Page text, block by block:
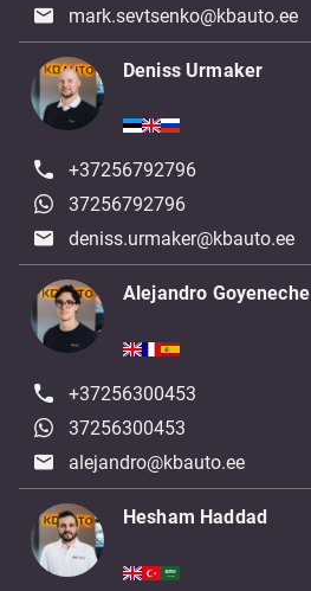
mark.sevtsenko@kbauto.ee
Deniss Urmaker
+37256792796
37256792796
deniss.urmaker@kbauto.ee
Alejandro Goyeneche
+37256300453
37256300453
alejandro@kbauto.ee
Hesham Haddad